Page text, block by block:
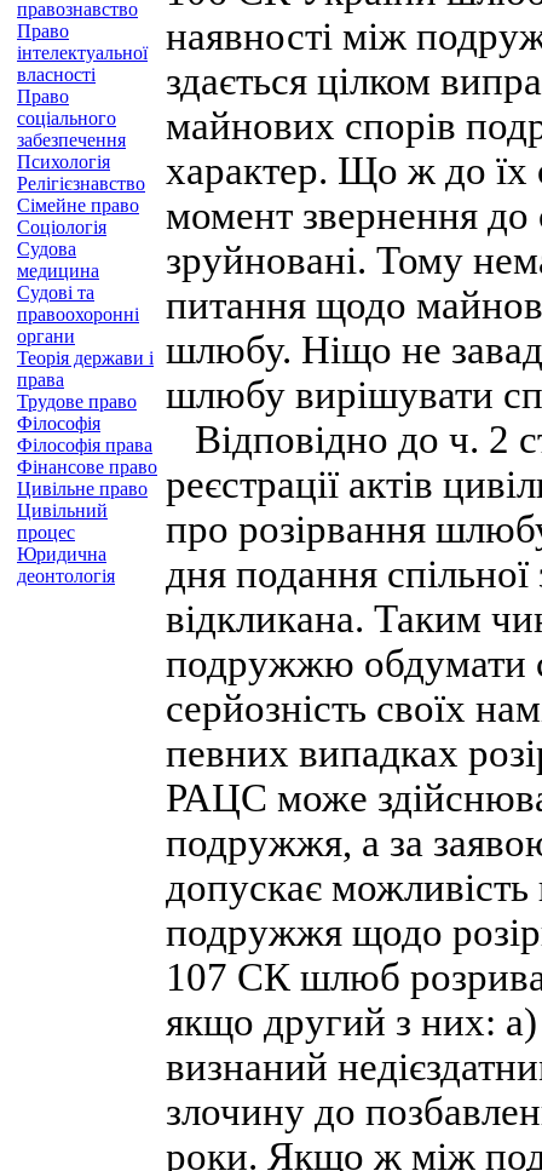
правознавство
Право
інтелектуальної
власності
Право
соціального
забезпечення
Психологія
Релігієзнавство
Сімейне право
Соціологія
Судова
медицина
Судові та
правоохоронні
органи
Теорія держави і
права
Трудове право
Філософія
Філософія права
Фінансове право
Цивільне право
Цивільний
процес
Юридична
деонтологія
наявності між
здається цілком
майнових спорів
характер. Що ж до їх
момент звернення
зруйновані. Тому
питання щодо
шлюбу. Ніщо не
шлюбу вирішувати
Відповідно до ч. 2
реєстрації актів
про розірвання
дня подання
відкликана. Таким
подружжю обдумати
серйозність своїх
певних випадках
РАЦС може
подружжя, а за
допускає
подружжя щодо
107 СК шлюб
якщо другий з них: а)
визнаний
злочину до
роки. Якщо ж між